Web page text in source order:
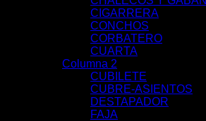
CIGARRERA
CONCHOS
CORBATERO
CUARTA
Columna 2
CUBILETE
CUBRE-ASIENTOS
DESTAPADOR
FAJA